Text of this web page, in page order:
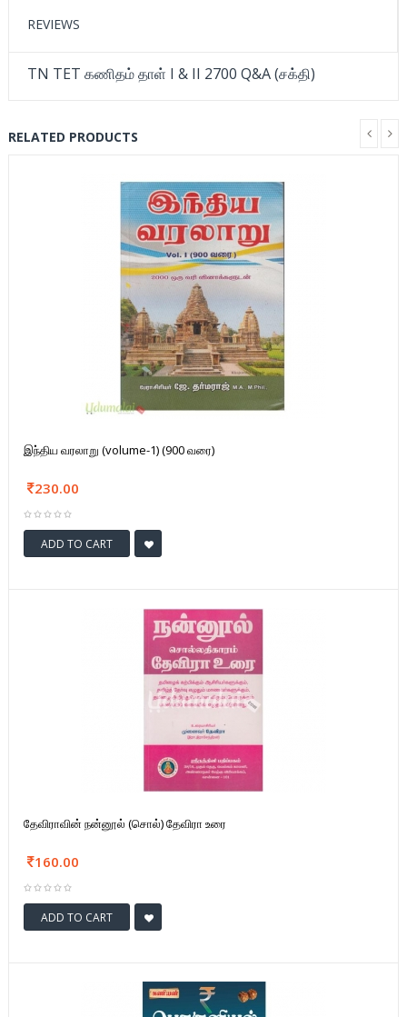
REVIEWS
TN TET கணிதம் தாள் I & II 2700 Q&A (சக்தி)
RELATED PRODUCTS
இந்திய வரலாறு (volume-1) (900 வரை)
230.00
ADD TO CART
தேவிராவின் நன்னூல் (சொல்) தேவிரா உரை
160.00
ADD TO CART